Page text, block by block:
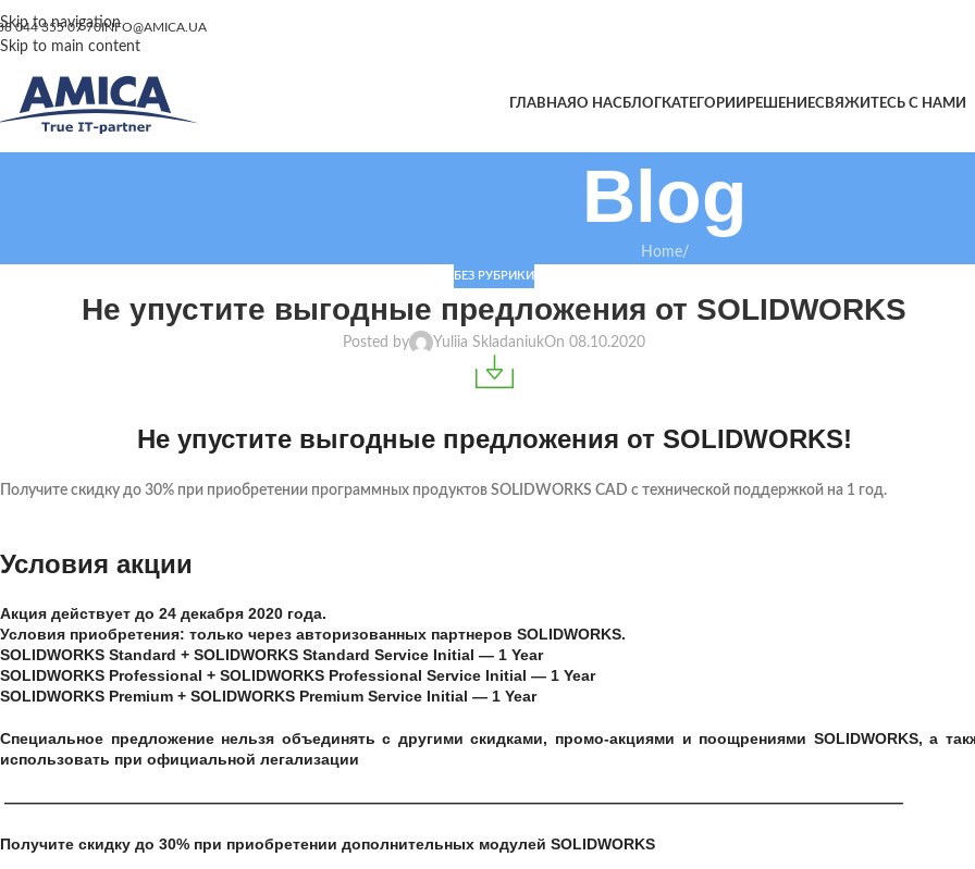
Skip to navigation
Skip to main content
044 355 07 70INFO@AMICA.UA
ГЛАВНАЯ О НАСБЛОГКАТЕГОРИИ РЕШЕНИЕСВЯЖИТЕСЬ С НАМИ
Blog
Home/
БЕЗ РУБРИКИ
Не упустите выгодные предложения от SOLIDWORKS
Posted by Yuliia SkladaniukOn 08.10.2020
Не упустите выгодные предложения от SOLIDWORKS!
Получите скидку до 30% при приобретении программных продуктов SOLIDWORKS CAD с технической поддержкой на 1 год.
Условия акции
Акция действует до 24 декабря 2020 года.
Условия приобретения: только через авторизованных партнеров SOLIDWORKS.
SOLIDWORKS Standard + SOLIDWORKS Standard Service Initial — 1 Year
SOLIDWORKS Professional + SOLIDWORKS Professional Service Initial — 1 Year
SOLIDWORKS Premium + SOLIDWORKS Premium Service Initial — 1 Year
Специальное предложение нельзя объединять с другими скидками, промо-акциями и поощрениями SOLIDWORKS, а
использовать при официальной легализации
———————————————————————————————————————————————————————————
Получите скидку до 30% при приобретении дополнительных модулей SOLIDWORKS